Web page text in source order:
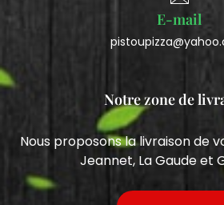
E-mail
Notre zone de
Nous proposons la livraison de
Jeannet, La Gaude et